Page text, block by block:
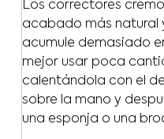
Los correctores
acabado más natural
acumule demasiado
mejor usar poca
calentándola con el
sobre la mano y
una esponja o una